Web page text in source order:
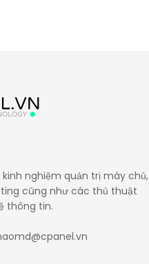
nghiệm quản trị máy chủ,
cũng như các thủ thuật
thông tin.